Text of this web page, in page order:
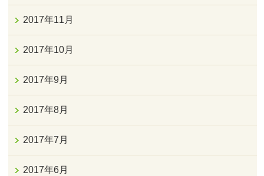
2017年11月
2017年10月
2017年9月
2017年8月
2017年7月
2017年6月